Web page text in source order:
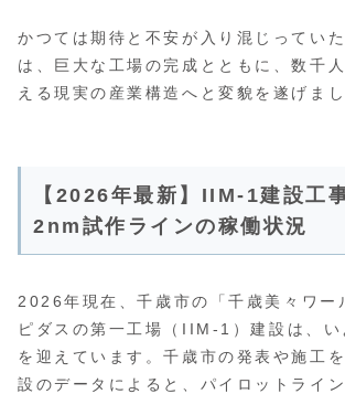
かつては期待と不安が入り混じっていた
は、巨大な工場の完成とともに、数千
える現実の産業構造へと変貌を遂げまし
【2026年最新】IIM-1建設工
2nm試作ラインの稼働状況
2026年現在、千歳市の「千歳美々ワー
ピダスの第一工場（IIM-1）建設は、い
を迎えています。千歳市の発表や施工
設のデータによると、パイロットライ